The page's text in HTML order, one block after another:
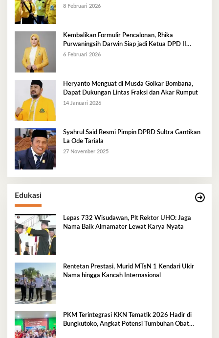
8 Februari 2026
Kembalikan Formulir Pencalonan, Rhika
Purwaningsih Darwin Siap jadi Ketua DPD II
Golkar Mubar
6 Februari 2026
Heryanto Menguat di Musda Golkar Bombana,
Dapat Dukungan Lintas Fraksi dan Akar Rumput
14 Januari 2026
Syahrul Said Resmi Pimpin DPRD Sultra Gantikan
La Ode Tariala
27 November 2025
Edukasi
Lepas 732 Wisudawan, Plt Rektor UHO: Jaga
Nama Baik Almamater Lewat Karya Nyata
Rentetan Prestasi, Murid MTsN 1 Kendari Ukir
Nama hingga Kancah Internasional
PKM Terintegrasi KKN Tematik 2026 Hadir di
Bungkutoko, Angkat Potensi Tumbuhan Obat